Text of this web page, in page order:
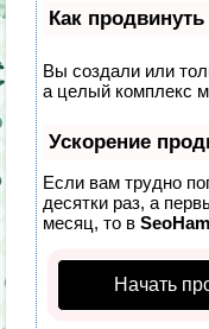
Как
Вы создали или
а целый комплекс
Ускорение
Если вам трудно
десятки раз, а
месяц, то в
Начать